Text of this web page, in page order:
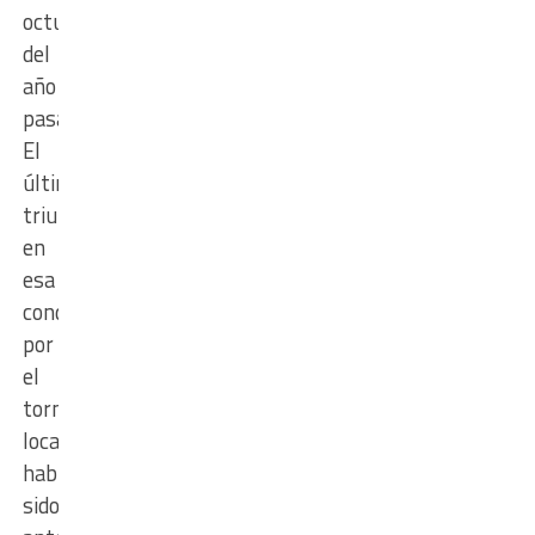
octubre
del
año
pasado.
El
último
triunfo
en
esa
condición
por
el
torneo
local
había
sido